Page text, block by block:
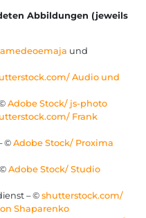
Abbildungen (jeweils
amedeoemaja und
Audio und
Adobe Stock/ js-photo
Frank
© Adobe Stock/ Proxima
Adobe Stock/ Studio
– © shutterstock.com/
Shaparenko